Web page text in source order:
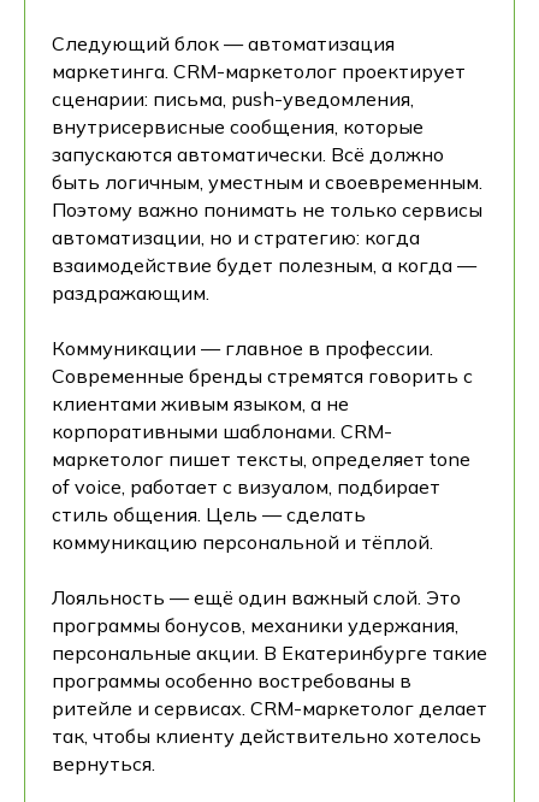
Следующий блок — автоматизация
маркетинга. CRM-маркетолог проектирует
сценарии: письма, push-уведомления,
внутрисервисные сообщения, которые
запускаются автоматически. Всё должно
быть логичным, уместным и своевременным.
Поэтому важно понимать не только сервисы
автоматизации, но и стратегию: когда
взаимодействие будет полезным, а когда —
раздражающим.
Коммуникации — главное в профессии.
Современные бренды стремятся говорить с
клиентами живым языком, а не
корпоративными шаблонами. CRM-
маркетолог пишет тексты, определяет tone
of voice, работает с визуалом, подбирает
стиль общения. Цель — сделать
коммуникацию персональной и тёплой.
Лояльность — ещё один важный слой. Это
программы бонусов, механики удержания,
персональные акции. В Екатеринбурге такие
программы особенно востребованы в
ритейле и сервисах. CRM-маркетолог делает
так, чтобы клиенту действительно хотелось
вернуться.